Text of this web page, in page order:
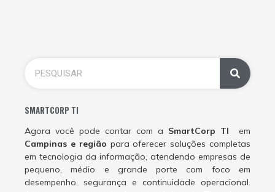
SMARTCORP TI
Agora você pode contar com a SmartCorp TI em
Campinas e região para oferecer soluções completas
em tecnologia da informação, atendendo empresas de
pequeno, médio e grande porte com foco em
desempenho, segurança e continuidade operacional.